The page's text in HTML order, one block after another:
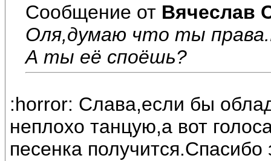
Сообщение от Вячеслав
Оля,думаю что ты
А ты её споёшь?
:horror: Слава,если бы
неплохо танцую,а вот
песенка получится.Спасибо